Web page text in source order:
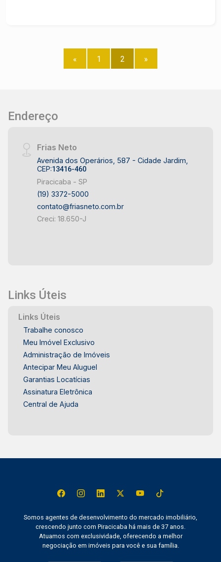
« 1 2 »
Endereço
Frias Neto
Avenida dos Operários, 587 - Cidade Jardim,
CEP:13416-460
Piracicaba - SP
(19) 3372-5000
contato@friasneto.com.br
Creci: 18.650-J
Links Úteis
Links Úteis
Trabalhe conosco
Meu Imóvel Exclusivo
Administração de Imóveis
Antecipar Meu Aluguel
Garantias Locatícias
Assinatura Eletrônica
Central de Ajuda
Somos agentes de desenvolvimento do mercado imobiliário,
crescendo junto com Piracicaba há mais de 37 anos.
Atuamos com exclusividade, oferecendo a melhor
negociação em imóveis para você e sua família.